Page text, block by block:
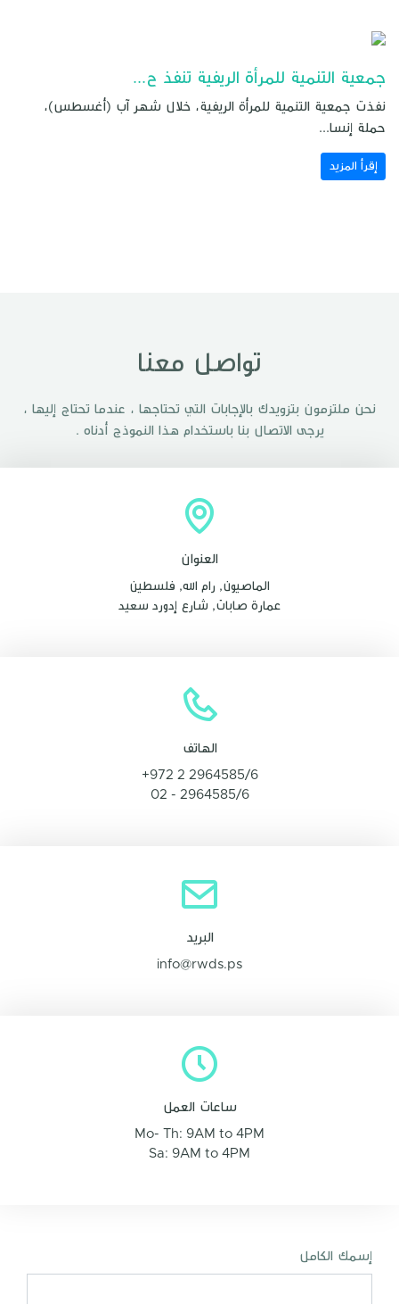
جمعية التنمية للمرأة الريفية تنفذ ح...
نفذت جمعية التنمية للمرأة الريفية، خلال شهر آب (أغسطس)،
حملة إنسا...
إقرأ المزيد
تواصل معنا
نحن ملتزمون بتزويدك بالإجابات التي تحتاجها ، عندما تحتاج إليها ،
يرجى الاتصال بنا باستخدام هذا النموذج أدناه .
العنوان
الماصيون, رام الله, فلسطين
عمارة صابات, شارع إدورد سعيد
الهاتف
+972 2 2964585/6
02 - 2964585/6
البريد
info@rwds.ps
ساعات العمل
Mo- Th: 9AM to 4PM
Sa: 9AM to 4PM
إسمك الكامل